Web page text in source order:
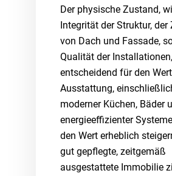
Der physische Zustand,
Integrität der Struktur, der
von Dach und Fassade,
Qualität der
entscheidend für den
Ausstattung,
moderner Küchen, Bäder
energieeffizienter
den Wert erheblich
gut gepflegte, zeitgemäß
ausgestattete Immobilie